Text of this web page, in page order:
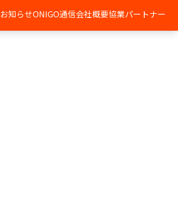
お知らせONIGO通信会社概要協業パートナー